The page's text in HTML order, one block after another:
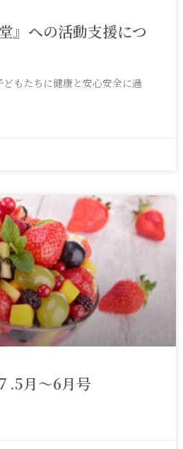
』への活動支援につ
もたちに健康と安心安全に過
.5月～6月号